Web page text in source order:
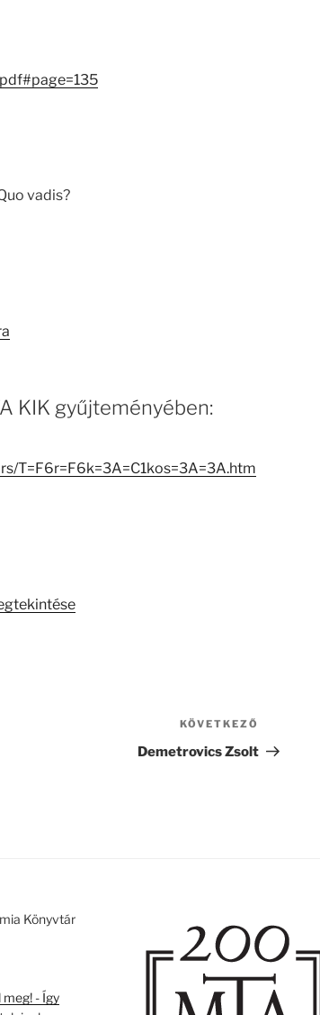
vadis?
KIK gyűjteményében:
T=F6r=F6k=3A=C1kos=3A=3A.htm
bejegyzés
KÖVETKEZŐ
Demetrovics Zsolt
Könyvtár
- Így